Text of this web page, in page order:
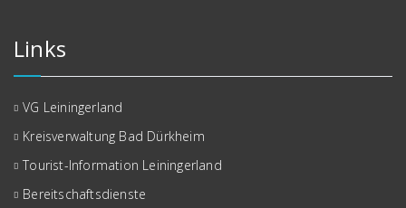
Links
VG Leiningerland
Kreisverwaltung Bad Dürkheim
Tourist-Information Leiningerland
Bereitschaftsdienste